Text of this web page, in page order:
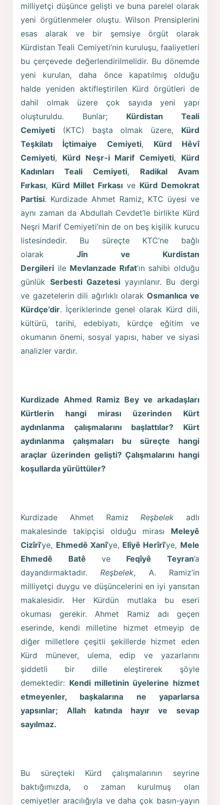
milliyetçi düşünce gelişti ve buna parelel olarak
yeni örgütlenmeler oluştu. Wilson Prensiplerini
esas alarak ve bir şemsiye örgüt olarak
Kürdistan Teali Cemiyeti’nin kuruluşu, faaliyetleri
bu çerçevede değerlendirilmelidir. Bu dönemde
yeni kurulan, daha önce kapatılmış olduğu
halde yeniden aktifleştirilen Kürd örgütleri de
dahil olmak üzere çok sayıda yeni yapı
oluşturuldu. Bunlar; Kürdistan Teali
Cemiyeti (KTC) başta olmak üzere, Kürd
Teşkilatı İçtimaiye Cemiyeti, Kürd Hêvî
Cemiyeti, Kürd Neşr-i Marif Cemiyeti, Kürd
Kadınları Teali Cemiyeti, Radikal Avam
Fırkası, Kürd Millet Fırkası ve Kürd Demokrat
Partisi. Kurdizade Ahmet Ramiz, KTC üyesi ve
aynı zaman da Abdullah Cevdet’le birlikte Kürd
Neşri Marif Cemiyeti’nin de on beş kişilik kurucu
listesindedir. Bu süreçte KTC’ne bağlı
olarakJîn
ve Kurdistan
Dergileri ile Mevlanzade Rıfat’ın sahibi olduğu
günlük Serbesti Gazetesiyayınlanır. Bu dergi
ve gazetelerin dili ağırlıklı olarakOsmanlıca ve
Kürdçe’dir. İçeriklerinde genel olarak Kürd dili,
kültürü, tarihi, edebiyatı, kürdçe eğitim ve
okumanın önemi, sosyal yapısı, haber ve siyasi
analizler vardır.
Kurdizade Ahmed Ramiz Bey ve arkadaşları
Kürtlerin hangi mirası üzerinden Kürt
aydınlanma çalışmalarını başlattılar? Kürt
aydınlanma çalışmaları bu süreçte hangi
araçlar üzerinden gelişti? Çalışmalarını hangi
koşullarda yürüttüler?
Kurdizade Ahmet Ramiz Reşbelek adlı
makalesinde takipçisi olduğu mirası Meleyê
Cizîrî’ye, Ehmedê Xanî’ye, Elîyê Herîrî’ye, Mele
Ehmedê Batê ve Feqîyê Teyran’a
dayandırmaktadır. Reşbelek, A. Ramiz’in
milliyetçi duygu ve düşüncelerini en iyi yansıtan
makalesidir. Her Kürdün mutlaka bu eseri
okuması gerekir. Ahmet Ramiz adı geçen
eserinde, kendi milletine hizmet etmeyip de
diğer milletlere çeşitli şekillerde hizmet eden
Kürd münever, ulema, edip ve yazarlarını
şiddetli bir dille eleştirerek şöyle
demektedir: Kendi milletinin üyelerine hizmet
etmeyenler, başkalarına ne yaparlarsa
yapsınlar; Allah katında hayır ve sevap
sayılmaz.
Bu süreçteki Kürd çalışmalarının seyrine
baktığımızda, o zaman kurulmuş olan
cemiyetler aracılığıyla ve daha çok basın-yayın